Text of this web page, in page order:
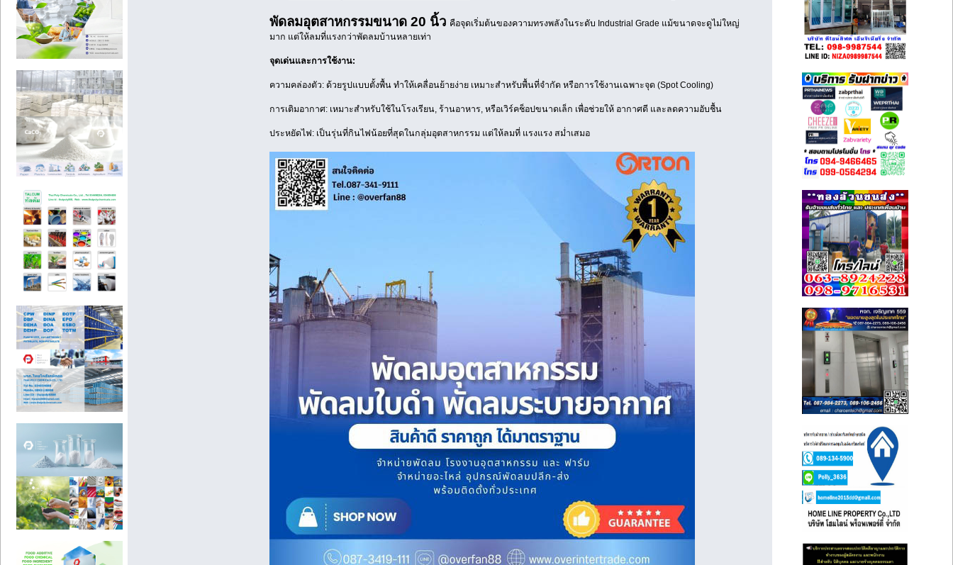
พัดลมอุตสาหกรรมขนาด 20 นิ้ว คือจุดเริ่มต้นของความทรงพลังในระดับ Industrial Grade แม้ขนาดจะดูไม่ใหญ่
มาก แต่ให้ลมที่แรงกว่าพัดลมบ้านหลายเท่า
จุดเด่นและการใช้งาน:
ความคล่องตัว: ด้วยรูปแบบตั้งพื้น ทำให้เคลื่อนย้ายง่าย เหมาะสำหรับพื้นที่จำกัด หรือการใช้งานเฉพาะจุด (Spot Cooling)
การเติมอากาศ: เหมาะสำหรับใช้ในโรงเรียน, ร้านอาหาร, หรือเวิร์คช็อปขนาดเล็ก เพื่อช่วยให้ อากาศดี และลดความอับชื้น
ประหยัดไฟ: เป็นรุ่นที่กินไฟน้อยที่สุดในกลุ่มอุตสาหกรรม แต่ให้ลมที่ แรงแรง สม่ำเสมอ